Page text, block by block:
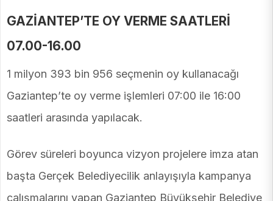
GAZİANTEP’TE OY VERME SAATLERİ
07.00-16.00
1 milyon 393 bin 956 seçmenin oy kullanacağı
Gaziantep’te oy verme işlemleri 07:00 ile 16:00
saatleri arasında yapılacak.
Görev süreleri boyunca vizyon projelere imza atan
başta Gerçek Belediyecilik anlayışıyla kampanya
çalışmalarını yapan Gaziantep Büyükşehir Belediye